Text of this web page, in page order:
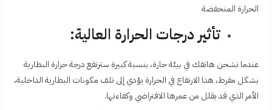
الحرارة المنخفضة
تأثير درجات الحرارة العالية:
عندما تشحن هاتفك في بيئة حارة، بنسبة كبيرة سترتفع درجة حرارة البطارية
بشكل مفرط، هذا الارتفاع في الحرارة يؤدي إلى تلف مكونات البطارية الداخلية،
الأمر الذي قد يقلل من عمرها الافتراضي وكفاءتها.